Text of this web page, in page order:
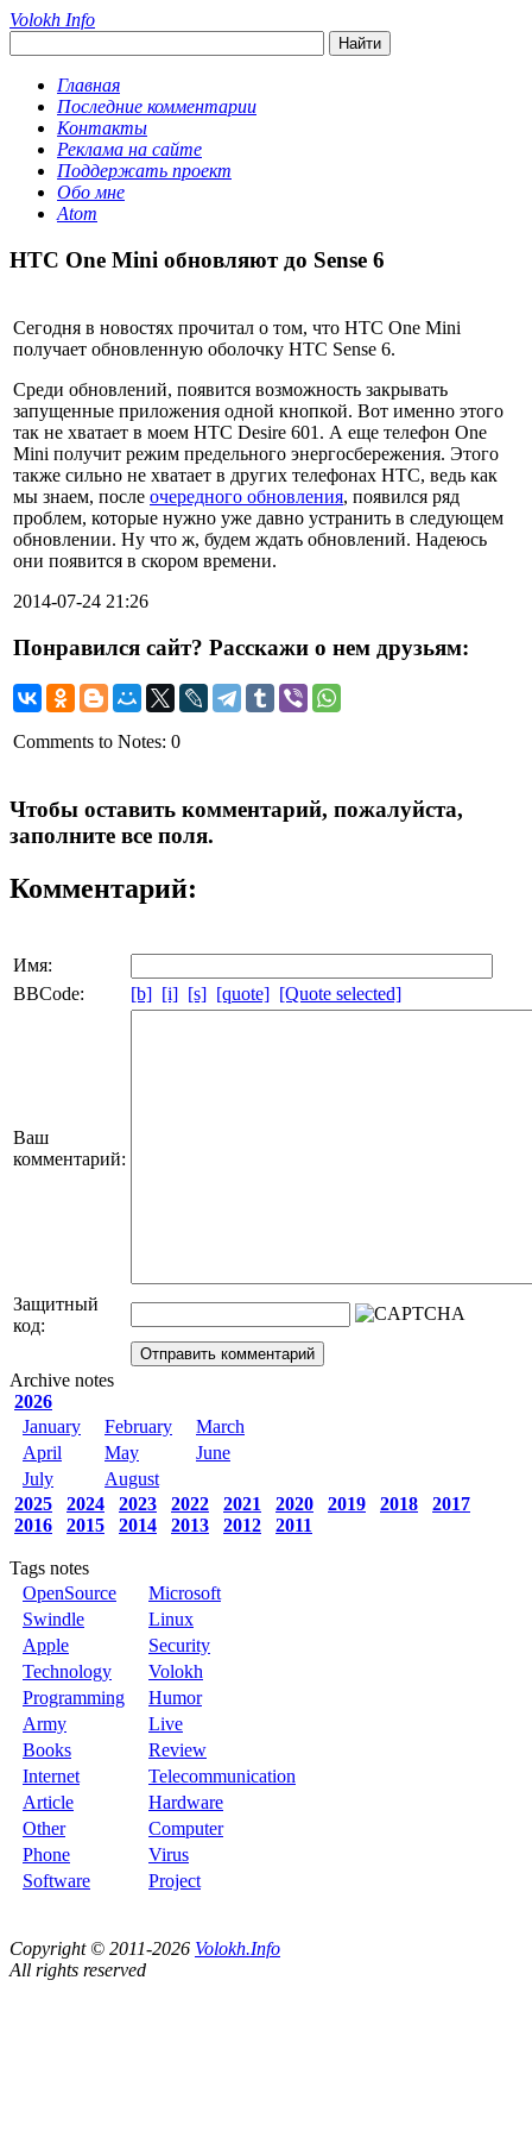
Volokh Info
Главная
Последние комментарии
Контакты
Реклама на сайте
Поддержать проект
Обо мне
Atom
HTC One Mini обновляют до Sense 6
Сегодня в новостях прочитал о том, что HTC One Mini
получает обновленную оболочку HTC Sense 6.
Среди обновлений, появится возможность закрывать
запущенные приложения одной кнопкой. Вот именно этого
так не хватает в моем HTC Desire 601. А еще телефон One
Mini получит режим предельного энергосбережения. Этого
также сильно не хватает в других телефонах HTC, ведь как
мы знаем, после очередного обновления, появился ряд
проблем, которые нужно уже давно устранить в следующем
обновлении. Ну что ж, будем ждать обновлений. Надеюсь
они появится в скором времени.
2014-07-24 21:26
Понравился сайт? Расскажи о нем друзьям:
Comments to Notes: 0
Чтобы оставить комментарий, пожалуйста,
заполните все поля.
Комментарий:
Имя:
BBCode:
[b] [i] [s] [quote] [Quote selected]
Ваш
комментарий:
Защитный
код:
Archive notes
2026
January
February
March
April
May
June
July
August
2025
2024 2023 2022 2021 2020 2019 2018
2017
2016
2015 2014 2013 2012 2011
Tags notes
OpenSource
Microsoft
Swindle
Linux
Apple
Security
Technology
Volokh
Programming
Humor
Army
Live
Books
Review
Internet
Telecommunication
Article
Hardware
Other
Computer
Phone
Virus
Software
Project
Copyright © 2011-2026 Volokh.Info
All rights reserved